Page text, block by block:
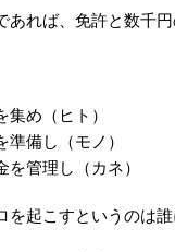
れば、免許と数千
め（ヒト）
備し（モノ）
管理し（カネ）
を起こすというのは